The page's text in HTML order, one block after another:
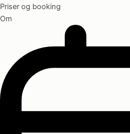
Priser og booking
Om